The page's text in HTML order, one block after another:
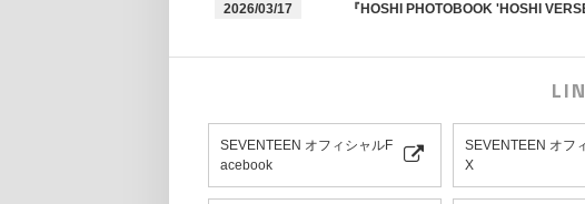
2026/03/17 『HOSHI PHOTOBOOK 'HOSHI
SEVENTEEN オフィシャルF
acebook
SEVENTEEN オフ
X